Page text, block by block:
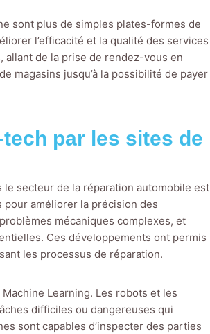
sont plus de simples plates-formes de
l’efficacité et la qualité des services
de la prise de rendez-vous en
magasins jusqu’à la possibilité de payer
par les sites de
le secteur de la réparation automobile est
améliorer la précision des
mécaniques complexes, et
Ces développements ont permis
les processus de réparation.
Learning. Les robots et les
difficiles ou dangereuses qui
sont capables d’inspecter des parties